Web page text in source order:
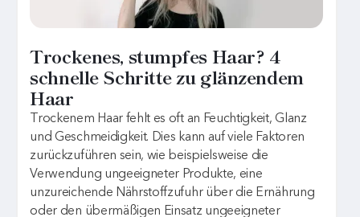
Trockenes, stumpfes Haar? 4
schnelle Schritte zu glänzendem
Haar
Trockenem Haar fehlt es oft an Feuchtigkeit, Glanz
und Geschmeidigkeit. Dies kann auf viele Faktoren
zurückzuführen sein, wie beispielsweise die
Verwendung ungeeigneter Produkte, eine
unzureichende Nährstoffzufuhr über die Ernährung
oder den übermäßigen Einsatz ungeeigneter